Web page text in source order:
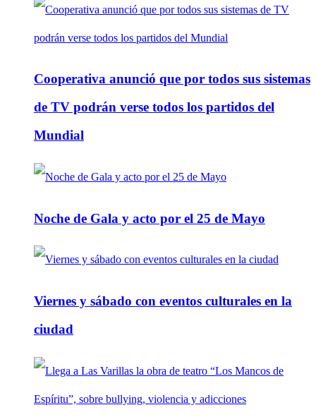
Cooperativa anunció que por todos sus sistemas
de TV podrán verse todos los partidos del
Mundial
Noche de Gala y acto por el 25 de Mayo
Viernes y sábado con eventos culturales en la
ciudad